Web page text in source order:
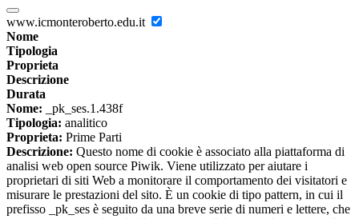
www.icmonteroberto.edu.it
Nome
Tipologia
Proprieta
Descrizione
Durata
Nome: _pk_ses.1.438f
Tipologia: analitico
Proprieta: Prime Parti
Descrizione: Questo nome di cookie è associato alla piattaforma di
analisi web open source Piwik. Viene utilizzato per aiutare i
proprietari di siti Web a monitorare il comportamento dei visitatori e
misurare le prestazioni del sito. È un cookie di tipo pattern, in cui il
prefisso _pk_ses è seguito da una breve serie di numeri e lettere, che